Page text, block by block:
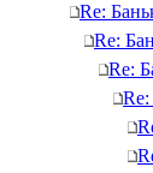
Re:
Re:
Re: